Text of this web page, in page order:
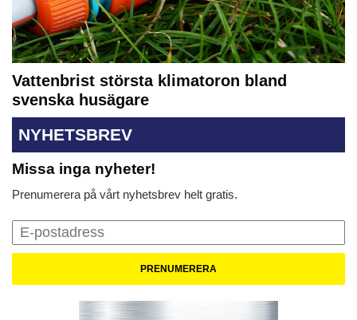
Vattenbrist största klimatoron bland
svenska husägare
NYHETSBREV
Missa inga nyheter!
Prenumerera på vårt nyhetsbrev helt gratis.